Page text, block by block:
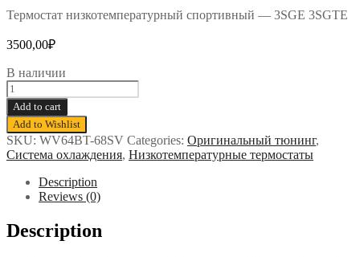
Термостат низкотемпературный спортивный — 3SGE 3SGTE
3500,00₽
В наличии
Термостат
низкотемпературный
спортивный
TAMA
-
3SGE
quantity
Add to cart
Add to Wishlist
SKU: WV64BT-68SV Categories: Оригинальный тюнинг,
Система охлаждения, Низкотемпературные термостаты
Description
Reviews (0)
Description